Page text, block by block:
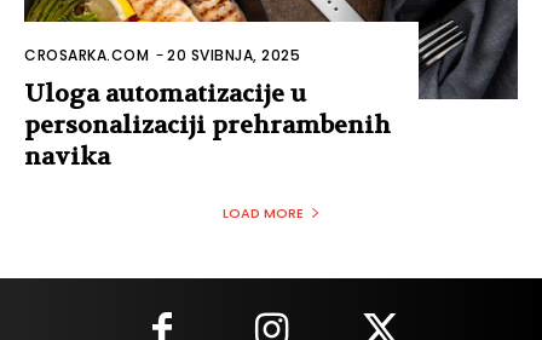
CROSARKA.COM -20 SVIBNJA, 2025
Uloga automatizacije u
personalizaciji prehrambenih
navika
LOAD MORE